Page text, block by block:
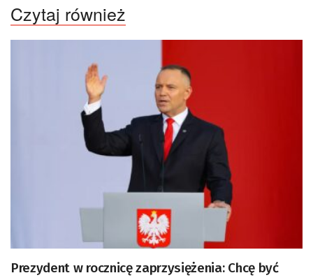
Czytaj również
Prezydent w rocznicę zaprzysiężenia: Chcę być